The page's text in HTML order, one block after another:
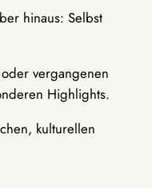
hinaus: Selbst
vergangenen
Highlights.
kulturellen